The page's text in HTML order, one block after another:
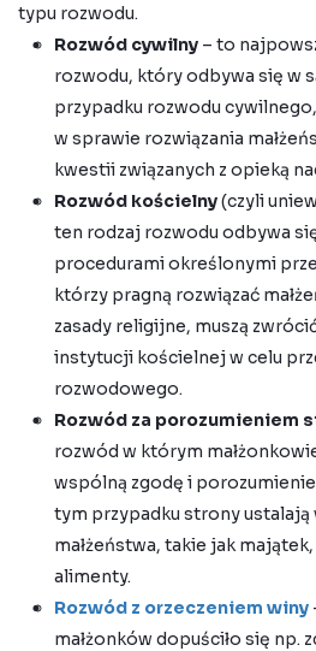
typu rozwodu.
Rozwód cywilny – to
rozwodu, który odbywa się w
przypadku rozwodu
w sprawie rozwiązania
kwestii związanych z opieką
Rozwód kościelny(czyli
ten rodzaj rozwodu odbywa
procedurami określonymi
którzy pragną rozwiązać
zasady religijne, muszą
instytucji kościelnej w celu
rozwodowego.
Rozwód za porozumieniem
rozwód w którym
wspólną zgodę i
tym przypadku strony ustalają
małżeństwa, takie jak
alimenty.
Rozwód z orzeczeniem winy
małżonków dopuściło się np.